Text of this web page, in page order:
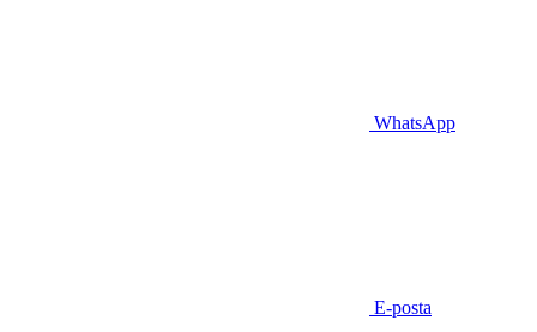
WhatsApp
E-posta